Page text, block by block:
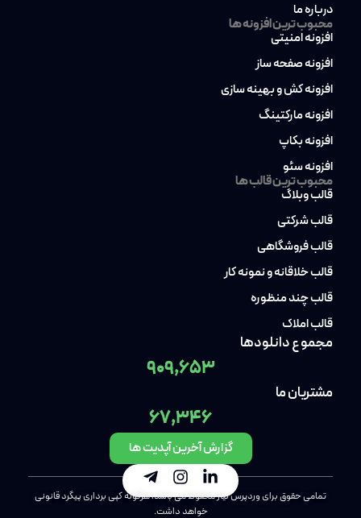
درباره ما
محبوب ترین افزونه ها
افزونه امنیتی
افزونه صفحه ساز
افزونه کش و بهینه سازی
افزونه مارکتینگ
افزونه بکاپ
افزونه سئو
محبوب ترین قالب ها
قالب وبلاگ
قالب شرکتی
قالب فروشگاهی
قالب خلاقانه و نمونه کار
قالب چند منظوره
قالب املاک
مجموع دانلودها
909,653
مشتریان ما
67,346
گزارش آخرین آپدیت ها
تمامی حقوق برای وردپرس نیاز محفوظ می باشد، هرگونه کپی برداری پیگرد قانونی
خواهد داشت.